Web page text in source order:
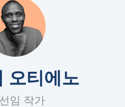
오티에노
임 작가